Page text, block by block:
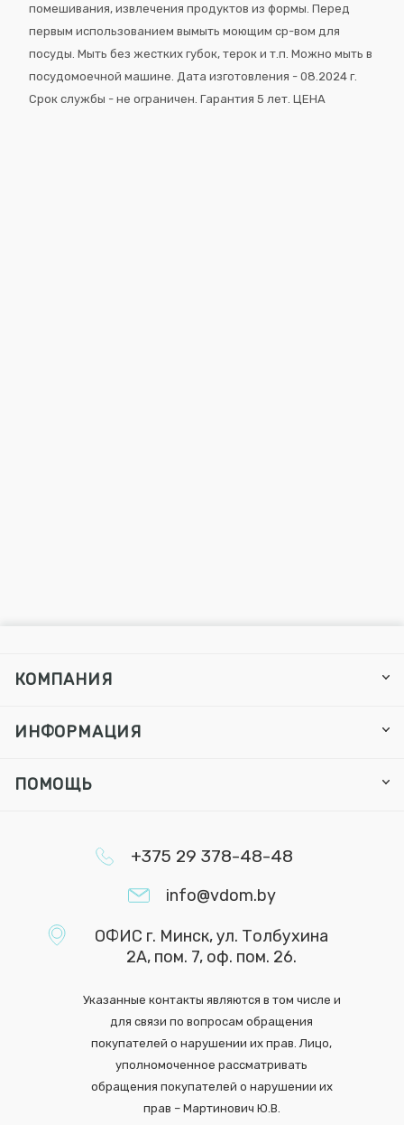
помешивания, извлечения продуктов из формы. Перед
первым использованием вымыть моющим ср-вом для
посуды. Мыть без жестких губок, терок и т.п. Можно мыть в
посудомоечной машине. Дата изготовления - 08.2024 г.
Срок службы - не ограничен. Гарантия 5 лет. ЦЕНА
КОМПАНИЯ
ИНФОРМАЦИЯ
ПОМОЩЬ
+375 29 378-48-48
info@vdom.by
ОФИС г. Минск, ул. Толбухина
2А, пом. 7, оф. пом. 26.
Указанные контакты являются в том числе и
для связи по вопросам обращения
покупателей о нарушении их прав. Лицо,
уполномоченное рассматривать
обращения покупателей о нарушении их
прав – Мартинович Ю.В.